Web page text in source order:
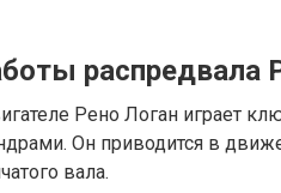
распредвала
Рено Логан играет
Он приводится в
вала.